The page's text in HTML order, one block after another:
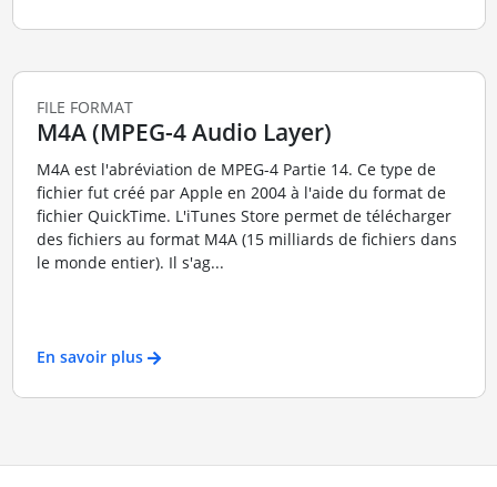
FILE FORMAT
M4A (MPEG-4 Audio Layer)
M4A est l'abréviation de MPEG-4 Partie 14. Ce type de
fichier fut créé par Apple en 2004 à l'aide du format de
fichier QuickTime. L'iTunes Store permet de télécharger
des fichiers au format M4A (15 milliards de fichiers dans
le monde entier). Il s'ag...
En savoir plus